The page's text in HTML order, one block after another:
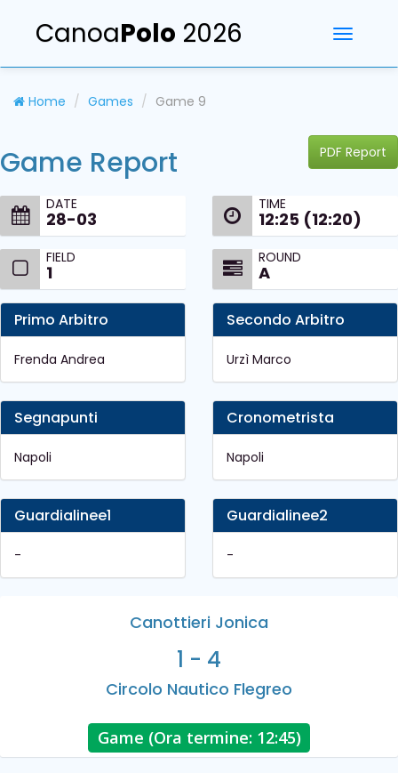
Toggle
CanoaPolo 2026
Home Games Game 9
PDF Report
Game Report
DATE
28-03
TIME
12:25 (12:20)
FIELD
1
ROUND
A
Primo Arbitro
Frenda Andrea
Secondo Arbitro
Urzì Marco
Segnapunti
Napoli
Cronometrista
Napoli
Guardialinee1
-
Guardialinee2
-
Canottieri Jonica
1 - 4
Circolo Nautico Flegreo
Game (Ora termine: 12:45)